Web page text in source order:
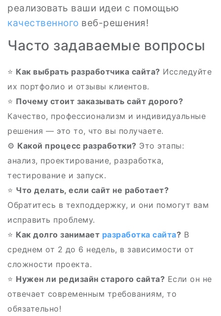
реализовать ваши идеи с помощью
качественного веб-решения!
Часто задаваемые вопросы
⭐ Как выбрать разработчика сайта? Исследуйте
их портфолио и отзывы клиентов.
⭐ Почему стоит заказывать сайт дорого?
Качество, профессионализм и индивидуальные
решения — это то, что вы получаете.
⚙️ Какой процесс разработки? Это этапы:
анализ, проектирование, разработка,
тестирование и запуск.
⭐️ Что делать, если сайт не работает?
Обратитесь в техподдержку, и они помогут вам
исправить проблему.
⭐ Как долго занимает разработка сайта? В
среднем от 2 до 6 недель, в зависимости от
сложности проекта.
⭐ Нужен ли редизайн старого сайта? Если он не
отвечает современным требованиям, то
обязательно!